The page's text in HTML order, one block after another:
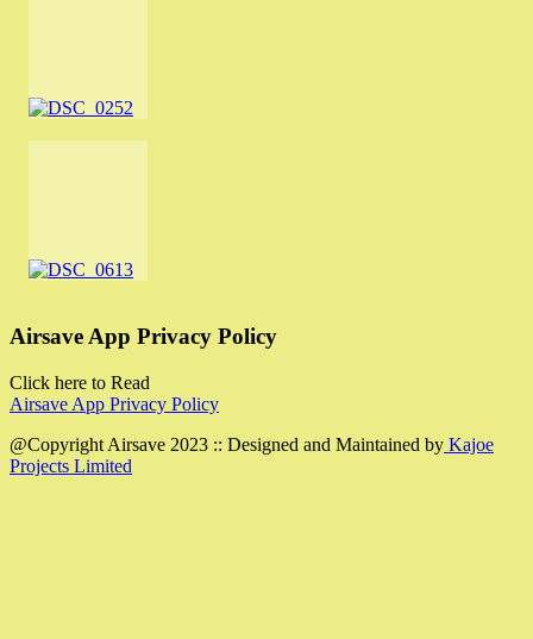
Airsave App Privacy Policy
Click here to Read
Airsave App Privacy Policy
@Copyright Airsave 2023 :: Designed and Maintained by Kajoe
Projects Limited